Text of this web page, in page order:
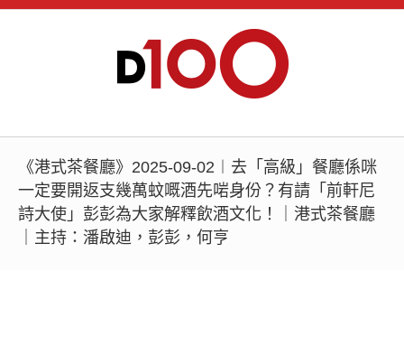
《港式茶餐廳》2025-09-02︱去「高級」餐廳係咪
一定要開返支幾萬蚊嘅酒先啱身份？有請「前軒尼
詩大使」彭彭為大家解釋飲酒文化！｜港式茶餐廳
｜主持：潘啟迪，彭彭，何亨